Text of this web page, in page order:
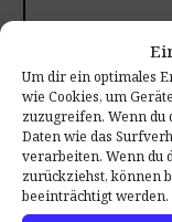
Um dir ein optimales
wie Cookies, um
zuzugreifen. Wenn du
Daten wie das
verarbeiten. Wenn du
zurückziehst, können
beeinträchtigt werden.